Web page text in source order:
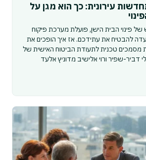
עירונית: כך הוא מגן על
פינוי הבית הישן, פועלת מערכת פיקוח
להבטיח את עתידכם. אז איך הופכים את
מסמכים טכנית לתעודת הביטוח האישית של
דביר-שפיר ורוי אלישיב מדוניץ אלעד